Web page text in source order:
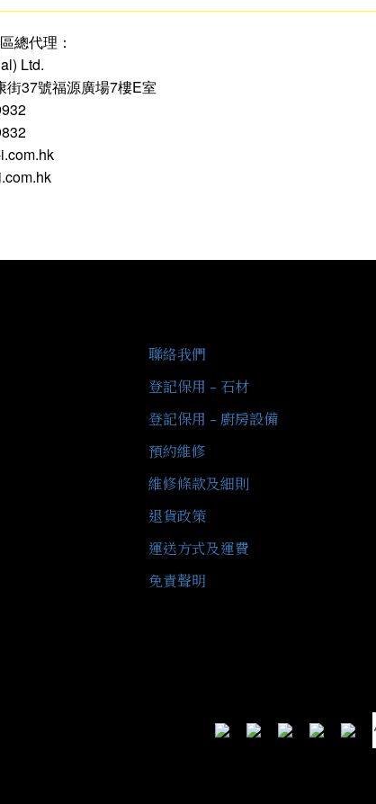
總代理：
Ltd.
街37號福源廣場7樓E室
聯絡我們
登記保用 - 石材
登記保用 - 廚房設備
預約維修
維修條款及細則
退貨政策
運送方式及運費
免責聲明